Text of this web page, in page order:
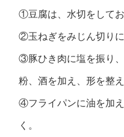
①豆腐は、水切をしてお
②玉ねぎをみじん切りに
③豚ひき肉に塩を振り
粉、酒を加え、形を整え
④フライパンに油を加
く。